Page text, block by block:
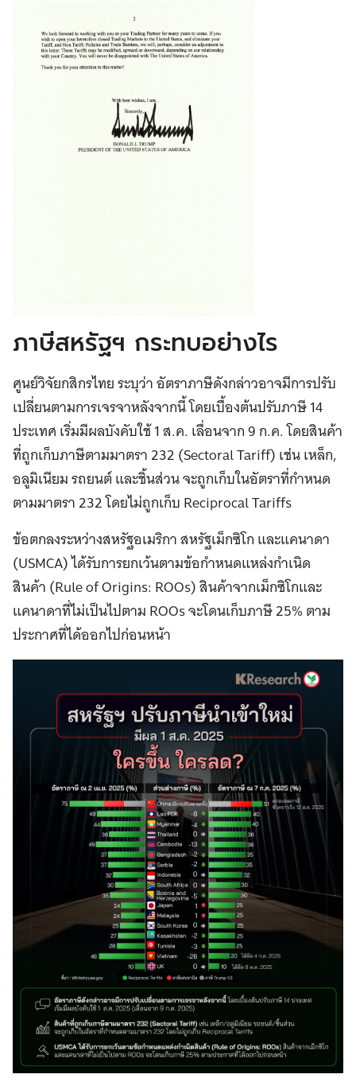
ภาษีสหรัฐฯ กระทบอย่างไร
ศูนย์วิจัยกสิกรไทย ระบุว่า อัตราภาษีดังกล่าวอาจมีการปรับ
เปลี่ยนตามการเจรจาหลังจากนี้ โดยเบื้องต้นปรับภาษี 14
ประเทศ เริ่มมีผลบังคับใช้ 1 ส.ค. เลื่อนจาก 9 ก.ค. โดยสินค้า
ที่ถูกเก็บภาษีตามมาตรา 232 (Sectoral Tariff) เช่น เหล็ก,
อลูมิเนียม รถยนต์ และชิ้นส่วน จะถูกเก็บในอัตราที่กำหนด
ตามมาตรา 232 โดยไม่ถูกเก็บ Reciprocal Tariffs
ข้อตกลงระหว่างสหรัฐอเมริกา สหรัฐเม็กซิโก และแคนาดา
(USMCA) ได้รับการยกเว้นตามข้อกำหนดแหล่งกำเนิด
สินค้า (Rule of Origins: ROOs) สินค้าจากเม็กซิโกและ
แคนาดาที่ไม่เป็นไปตาม ROOs จะโดนเก็บภาษี 25% ตาม
ประกาศที่ได้ออกไปก่อนหน้า